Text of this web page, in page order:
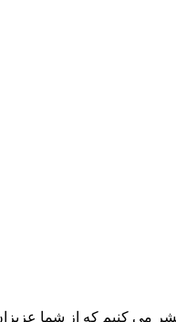
کنیم که از شما عزیزان